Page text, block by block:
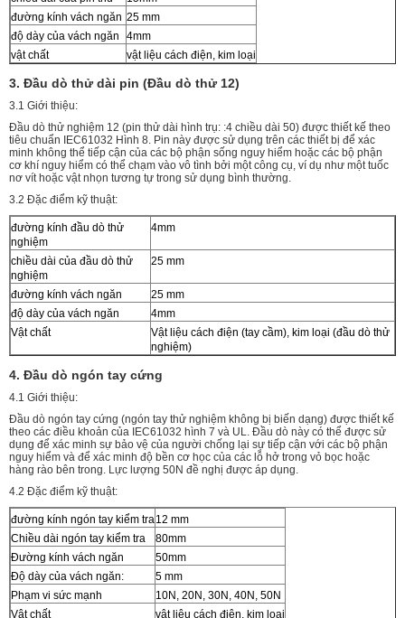
đường kính vách ngăn 25 mm
độ dày của vách ngăn
4mm
vật chất
vật liệu cách điện, kim loại
3. Đầu dò thử dài pin (Đầu dò thử 12)
3.1 Giới thiệu:
Đầu dò thử nghiệm 12 (pin thử dài hình trụ: :4 chiều dài 50) được thiết kế theo
tiêu chuẩn IEC61032 Hình 8. Pin này được sử dụng trên các thiết bị để xác
minh không thể tiếp cận của các bộ phận sống nguy hiểm hoặc các bộ phận
cơ khí nguy hiểm có thể chạm vào vô tình bởi một công cụ, ví dụ như một tuốc
nơ vít hoặc vật nhọn tương tự trong sử dụng bình thường.
3.2 Đặc điểm kỹ thuật:
đường kính đầu dò thử
nghiệm
4mm
chiều dài của đầu dò thử
nghiệm
25 mm
đường kính vách ngăn
25 mm
độ dày của vách ngăn
4mm
Vật chất
Vật liệu cách điện (tay cầm), kim loại (đầu dò thử
nghiệm)
4. Đầu dò ngón tay cứng
4.1 Giới thiệu:
Đầu dò ngón tay cứng (ngón tay thử nghiệm không bị biến dạng) được thiết kế
theo các điều khoản của IEC61032 hình 7 và UL. Đầu dò này có thể được sử
dụng để xác minh sự bảo vệ của người chống lại sự tiếp cận với các bộ phận
nguy hiểm và để xác minh độ bền cơ học của các lỗ hở trong vỏ bọc hoặc
hàng rào bên trong. Lực lượng 50N đề nghị được áp dụng.
4.2 Đặc điểm kỹ thuật:
đường kính ngón tay kiểm tra12 mm
Chiều dài ngón tay kiểm tra
80mm
Đường kính vách ngăn
50mm
Độ dày của vách ngăn:
5 mm
Phạm vi sức mạnh
10N, 20N, 30N, 40N, 50N
Vật chất
vật liệu cách điện, kim loại